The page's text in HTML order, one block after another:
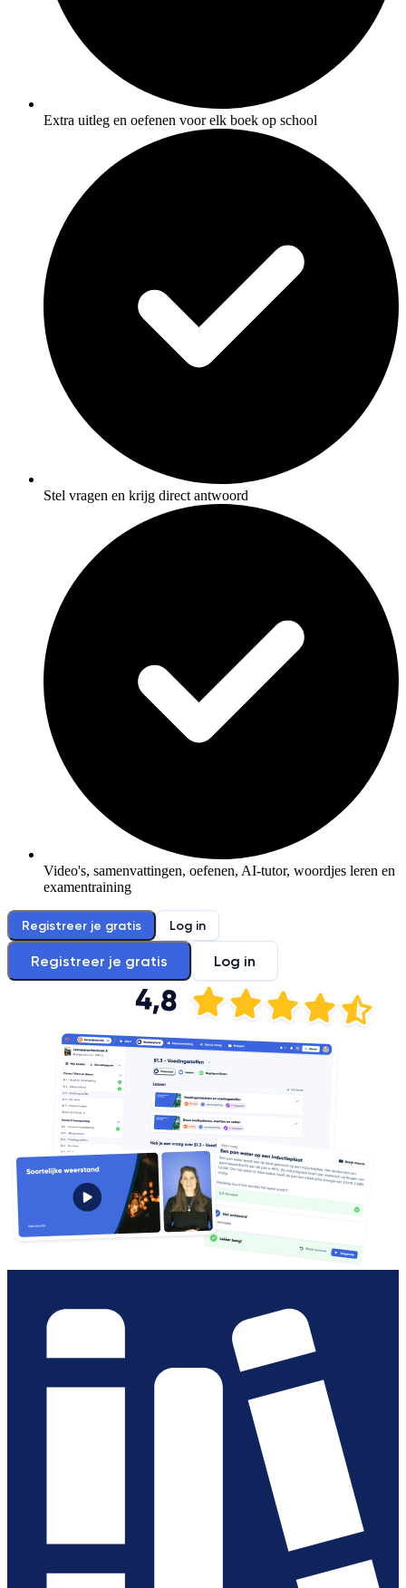
Extra uitleg en oefenen voor elk boek op school
Stel vragen en krijg direct antwoord
Video's, samenvattingen, oefenen, AI-tutor, woordjes leren en
examentraining
Registreer je gratis Log in
Registreer je gratis Log in